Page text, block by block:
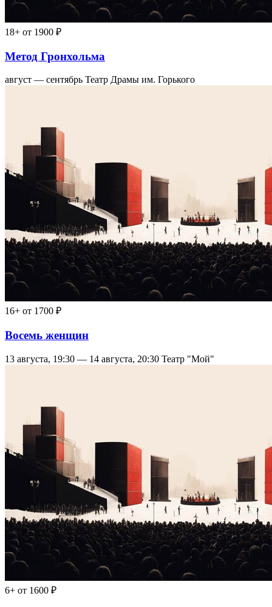
18+ от 1900 ₽
Метод Гронхольма
август — сентябрь Театр Драмы им. Горького
16+ от 1700 ₽
Восемь женщин
13 августа, 19:30 — 14 августа, 20:30 Театр "Мой"
6+ от 1600 ₽